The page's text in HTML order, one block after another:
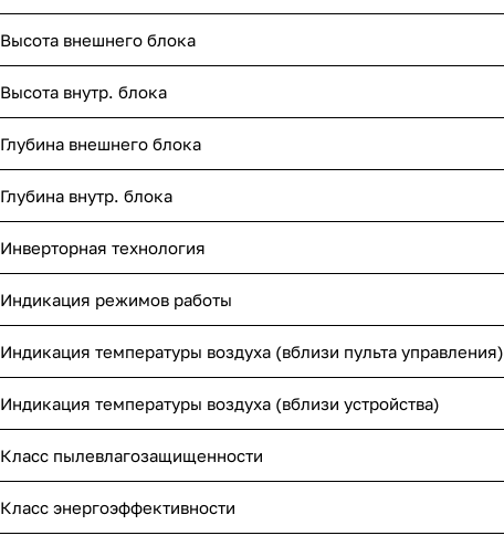
Высота внешнего блока
Высота внутр. блока
Глубина внешнего блока
Глубина внутр. блока
Инверторная технология
Индикация режимов работы
Индикация температуры воздуха (вблизи пульта управления)
Индикация температуры воздуха (вблизи устройства)
Класс пылевлагозащищенности
Класс энергоэффективности